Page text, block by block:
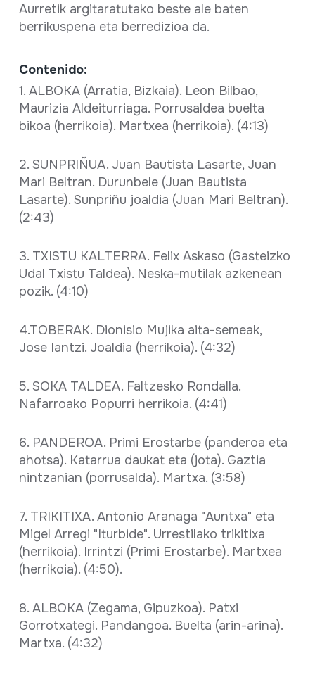
Aurretik argitaratutako beste ale baten
berrikuspena eta berredizioa da.
Contenido:
1. ALBOKA (Arratia, Bizkaia). Leon Bilbao,
Maurizia Aldeiturriaga. Porrusaldea buelta
bikoa (herrikoia). Martxea (herrikoia). (4:13)
2. SUNPRIÑUA. Juan Bautista Lasarte, Juan
Mari Beltran. Durunbele (Juan Bautista
Lasarte). Sunpriñu joaldia (Juan Mari Beltran).
(2:43)
3. TXISTU KALTERRA. Felix Askaso (Gasteizko
Udal Txistu Taldea). Neska-mutilak azkenean
pozik. (4:10)
4.TOBERAK. Dionisio Mujika aita-semeak,
Jose Iantzi. Joaldia (herrikoia). (4:32)
5. SOKA TALDEA. Faltzesko Rondalla.
Nafarroako Popurri herrikoia. (4:41)
6. PANDEROA. Primi Erostarbe (panderoa eta
ahotsa). Katarrua daukat eta (jota). Gaztia
nintzanian (porrusalda). Martxa. (3:58)
7. TRIKITIXA. Antonio Aranaga "Auntxa" eta
Migel Arregi "Iturbide". Urrestilako trikitixa
(herrikoia). Irrintzi (Primi Erostarbe). Martxea
(herrikoia). (4:50).
8. ALBOKA (Zegama, Gipuzkoa). Patxi
Gorrotxategi. Pandangoa. Buelta (arin-arina).
Martxa. (4:32)